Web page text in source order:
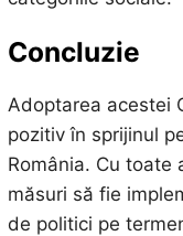
Concluzie
Adoptarea acestei
pozitiv în sprijinul
România. Cu toate
măsuri să fie
de politici pe